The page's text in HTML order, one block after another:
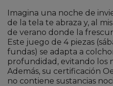
Imagina una noche de
de la tela te abraza y, al
de verano donde la
Este juego de 4 piezas
fundas) se adapta a
profundidad, evitando los
Además, su certificación
no contiene sustancias